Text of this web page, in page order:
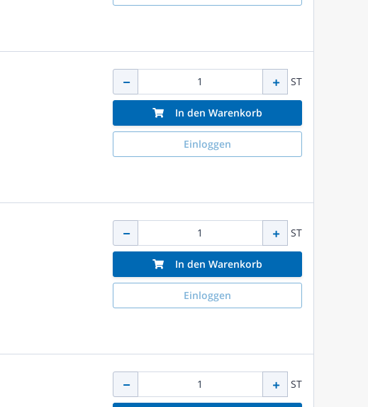
ST
In den Warenkorb
Einloggen
ST
In den Warenkorb
Einloggen
ST